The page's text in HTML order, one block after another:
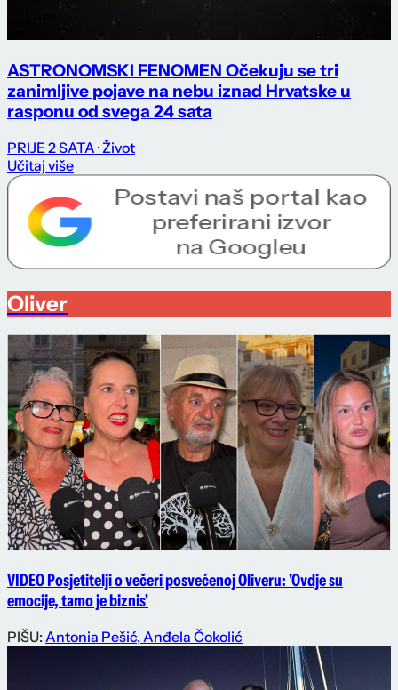
ASTRONOMSKI FENOMEN Očekuju se tri
zanimljive pojave na nebu iznad Hrvatske u
rasponu od svega 24 sata
PRIJE 2 SATA · Život
Učitaj više
Oliver
VIDEO Posjetitelji o večeri posvećenoj Oliveru: 'Ovdje su
emocije, tamo je biznis'
PIŠU: Antonia Pešić, Anđela Čokolić